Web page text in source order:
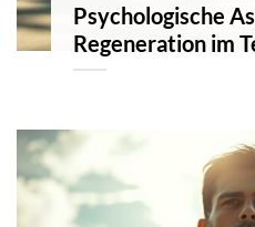
Psychologische
Regeneration im